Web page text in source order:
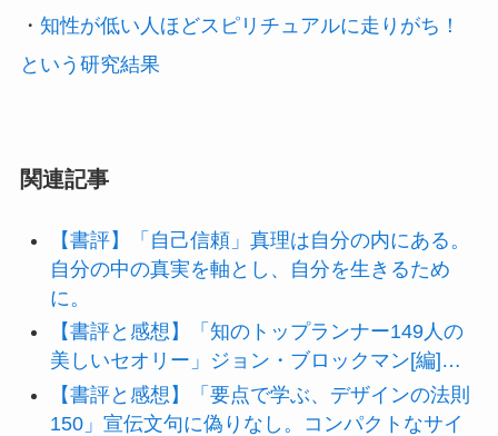
・ 知性が低い人ほどスピリチュアルに走りがち！
という研究結果
関連記事
【書評】「自己信頼」真理は自分の内にある。
自分の中の真実を軸とし、自分を生きるため
に。
【書評と感想】「知のトップランナー149人の
美しいセオリー」ジョン・ブロックマン[編]…
【書評と感想】「要点で学ぶ、デザインの法則
150」宣伝文句に偽りなし。コンパクトなサイ